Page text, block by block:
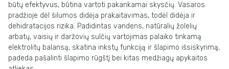
būtų efektyvus, būtina vartoti pakankamai skysčių. Vasaros
pradžioje dėl šilumos didėja prakaitavimas, todėl didėja ir
dehidratacijos rizika. Padidintas vandens, natūralių žolelių
arbatų, vaisių ir daržovių sulčių vartojimas palaiko tinkamą
elektrolitų balansą, skatina inkstų funkciją ir šlapimo išsiskyrimą,
padeda pašalinti šlapimo rūgštį bei kitas medžiagų apykaitos